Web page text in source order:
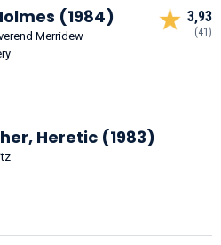
(1984)
Merridew
3,93
(41)
Heretic (1983)